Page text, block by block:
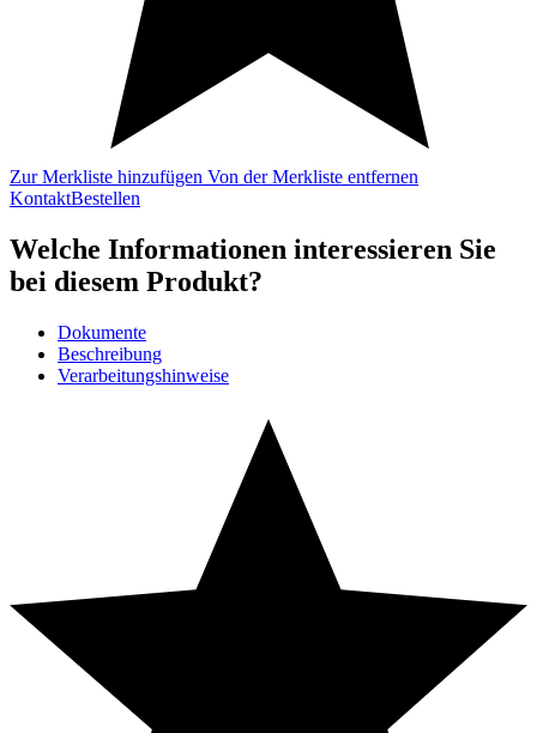
Zur Merkliste hinzufügen Von der Merkliste entfernen
KontaktBestellen
Welche Informationen interessieren Sie
bei diesem Produkt?
Dokumente
Beschreibung
Verarbeitungshinweise